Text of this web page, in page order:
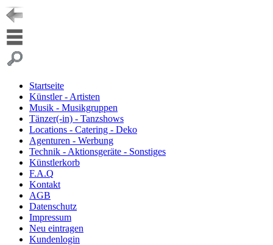
Startseite
Künstler - Artisten
Musik - Musikgruppen
Tänzer(-in) - Tanzshows
Locations - Catering - Deko
Agenturen - Werbung
Technik - Aktionsgeräte - Sonstiges
Künstlerkorb
F.A.Q
Kontakt
AGB
Datenschutz
Impressum
Neu eintragen
Kundenlogin